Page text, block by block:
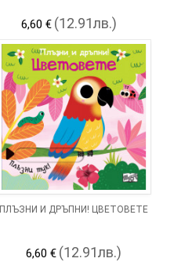
6,60 € (12.91лв.)
ПЛЪЗНИ И ДРЪПНИ! ЦВЕТОВЕТЕ
6,60 € (12.91лв.)